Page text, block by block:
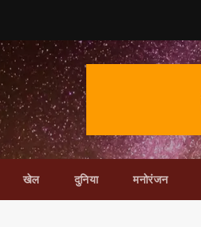
खेल दुनिया मनोरंजन